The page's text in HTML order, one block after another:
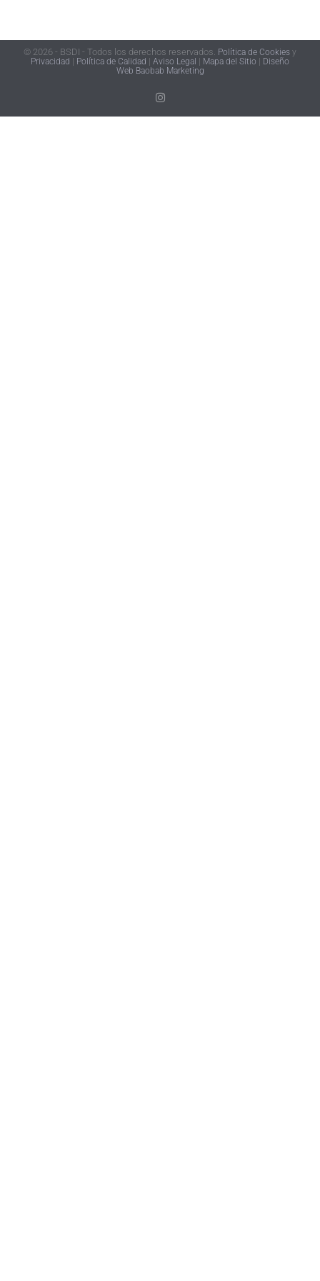
© 2026 - BSDI - Todos los derechos reservados. Política de Cookies y
Privacidad
Política de Calidad Aviso Legal Mapa del Sitio
Diseño
Web Baobab Marketing